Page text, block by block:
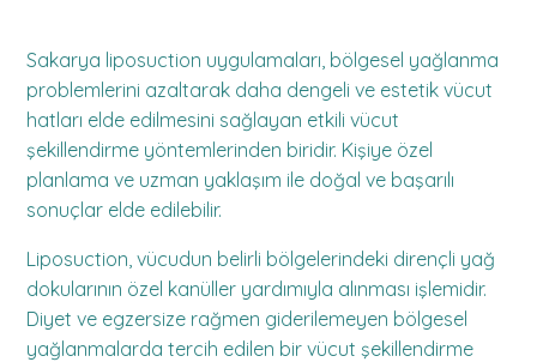
Sakarya liposuction uygulamaları, bölgesel yağlanma
problemlerini azaltarak daha dengeli ve estetik vücut
hatları elde edilmesini sağlayan etkili vücut
şekillendirme yöntemlerinden biridir. Kişiye özel
planlama ve uzman yaklaşım ile doğal ve başarılı
sonuçlar elde edilebilir.
Liposuction, vücudun belirli bölgelerindeki dirençli yağ
dokularının özel kanüller yardımıyla alınması işlemidir.
Diyet ve egzersize rağmen giderilemeyen bölgesel
yağlanmalarda tercih edilen bir vücut şekillendirme